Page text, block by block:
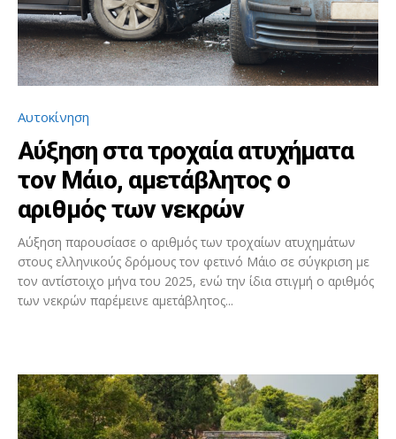
Αυτοκίνηση
Αύξηση στα τροχαία ατυχήματα
τον Μάιο, αμετάβλητος ο
αριθμός των νεκρών
Αύξηση παρουσίασε ο αριθμός των τροχαίων ατυχημάτων
στους ελληνικούς δρόμους τον φετινό Μάιο σε σύγκριση με
τον αντίστοιχο μήνα του 2025, ενώ την ίδια στιγμή ο αριθμός
των νεκρών παρέμεινε αμετάβλητος...